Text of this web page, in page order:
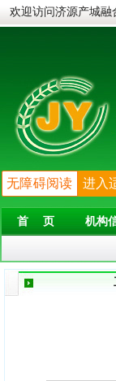
欢迎访问济源产城融
无障碍阅读 进入
首 页 机构